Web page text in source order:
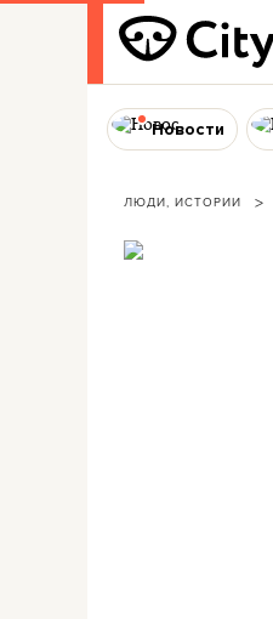
Новости
ЛЮДИ, ИСТОРИИ